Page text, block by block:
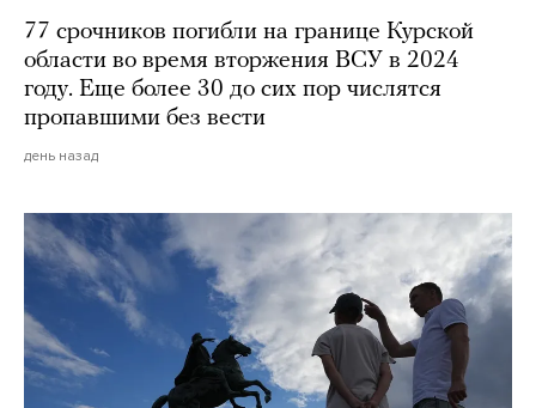
77 срочников погибли на границе Курской
области во время вторжения ВСУ в 2024
году. Еще более 30 до сих пор числятся
пропавшими без вести
день назад